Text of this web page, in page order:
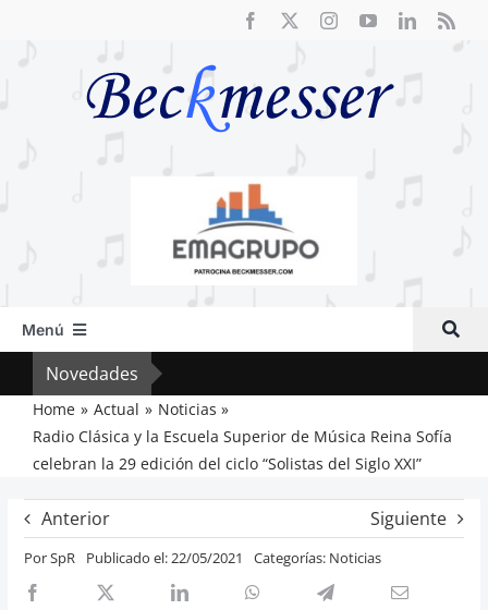
Menú
Inicio
Actual
Artículos
Previos de ópera
Entrevistas
Recomendación
Novedades
Home Actual
Noticias
Radio Clásica y la Escuela Superior de Música Reina Sofía
celebran la 29 edición del ciclo “Solistas del Siglo XXI”
Anterior Siguiente
PorSpR Publicado el: 22/05/2021 Categorías: Noticias